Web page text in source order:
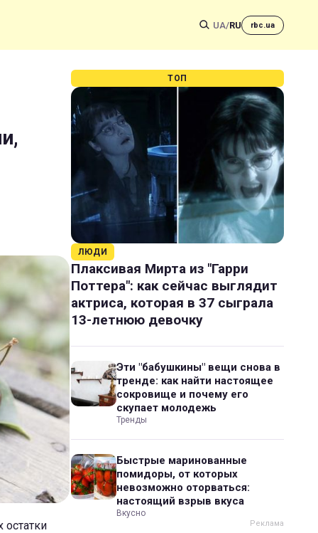
UA/RU rbc.ua
остатки
ТОП
ЛЮДИ
Плаксивая Мирта из "Гарри
Поттера": как сейчас выглядит
актриса, которая в 37 сыграла
13-летнюю девочку
Эти "бабушкины" вещи снова в
тренде: как найти настоящее
сокровище и почему его
скупает молодежь
Тренды
Быстрые маринованные
помидоры, от которых
невозможно оторваться:
настоящий взрыв вкуса
Вкусно